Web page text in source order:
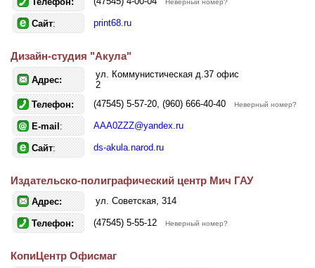
Неверный номер?
Сайт: print68.ru
Дизайн-студия "Акула"
Адрес:
ул. Коммунистическая д.37 офис
2
Телефон:
(47545) 5-57-20, (960) 666-40-40 Неверный номер?
E-mail : AAA0ZZZ@yandex.ru
Сайт: ds-akula.narod.ru
Издательско-полиграфический центр Мич ГАУ
Адрес: ул. Советская, 314
Телефон: (47545) 5-55-12 Неверный номер?
КопиЦентр Офисмаг